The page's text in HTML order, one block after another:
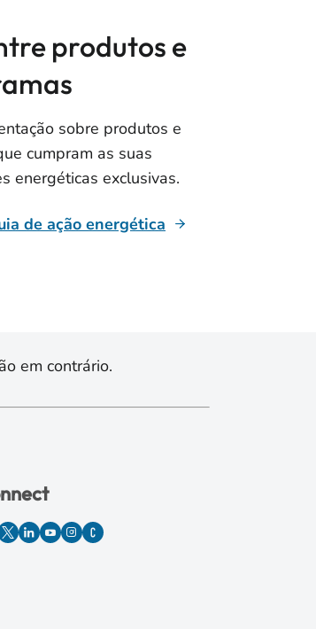
produtos e
sobre produtos e
cumpram as suas
energéticas exclusivas.
de ação energética
em contrário.